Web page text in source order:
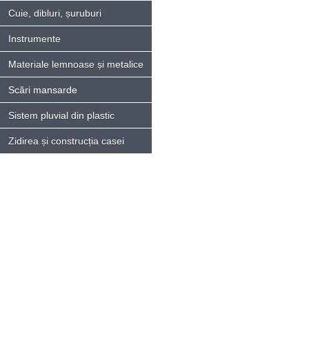
Cuie, dibluri, șuruburi
Instrumente
Materiale lemnoase și metalice
Scări mansarde
Sistem pluvial din plastic
Zidirea și construcția casei